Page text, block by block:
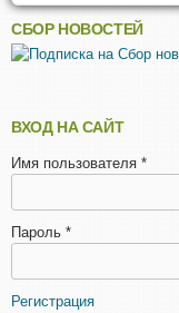
СБОР НОВОСТЕЙ
ВХОД НА САЙТ
Имя пользователя *
Пароль *
Регистрация